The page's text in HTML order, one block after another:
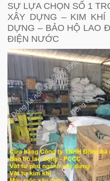
SỰ LỰA CHỌN SỐ 1
XÂY DỰNG – KIM
DỰNG – BẢO HỘ LAO
ĐIỆN NƯỚC